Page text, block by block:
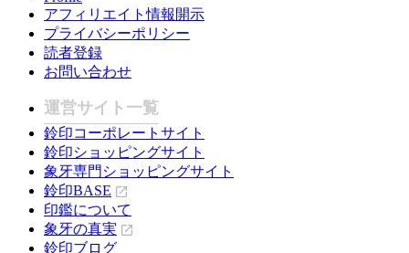
アフィリエイト情報開示
プライバシーポリシー
読者登録
お問い合わせ
運営サイト一覧
鈴印コーポレートサイト
鈴印ショッピングサイト
象牙専門ショッピングサイト
鈴印BASE
印鑑について
象牙の真実
鈴印ブログ